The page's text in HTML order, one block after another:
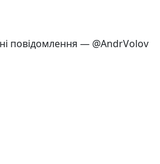
повідомлення — @AndrVolov